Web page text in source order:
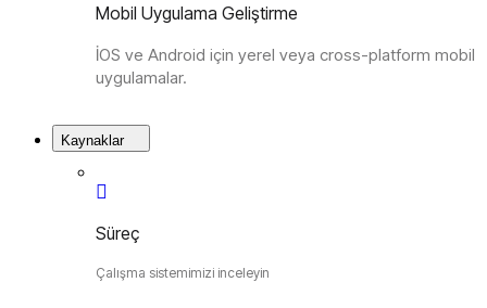
Mobil Uygulama Geliştirme
İOS ve Android için yerel veya cross-platform mobil
uygulamalar.
Kaynaklar
Süreç
Çalışma sistemimizi inceleyin